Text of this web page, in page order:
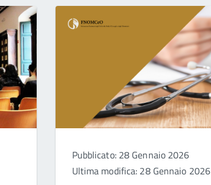
Pubblicato: 28 Gennaio 2026
Ultima modifica: 28 Gennaio 2026